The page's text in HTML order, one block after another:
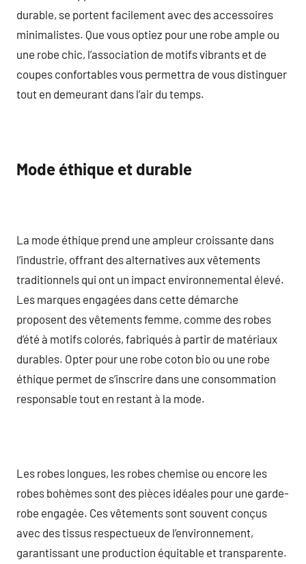
durable, se portent facilement avec des accessoires
minimalistes. Que vous optiez pour une robe ample ou
une robe chic, l’association de motifs vibrants et de
coupes confortables vous permettra de vous distinguer
tout en demeurant dans l’air du temps.
Mode éthique et durable
La mode éthique prend une ampleur croissante dans
l’industrie, offrant des alternatives aux vêtements
traditionnels qui ont un impact environnemental élevé.
Les marques engagées dans cette démarche
proposent des vêtements femme, comme des robes
d’été à motifs colorés, fabriqués à partir de matériaux
durables. Opter pour une robe coton bio ou une robe
éthique permet de s’inscrire dans une consommation
responsable tout en restant à la mode.
Les robes longues, les robes chemise ou encore les
robes bohèmes sont des pièces idéales pour une garde-
robe engagée. Ces vêtements sont souvent conçus
avec des tissus respectueux de l’environnement,
garantissant une production équitable et transparente.